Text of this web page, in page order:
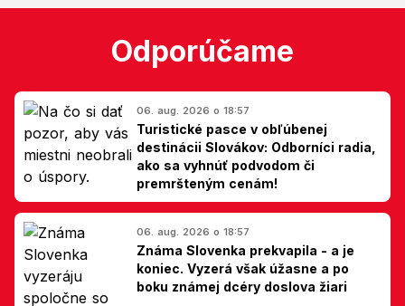
Odporúčame
06. aug. 2026 o 18:57
Turistické pasce v obľúbenej
destinácii Slovákov: Odborníci radia,
ako sa vyhnúť podvodom či
premršteným cenám!
06. aug. 2026 o 18:57
Známa Slovenka prekvapila - a je
koniec. Vyzerá však úžasne a po
boku známej dcéry doslova žiari